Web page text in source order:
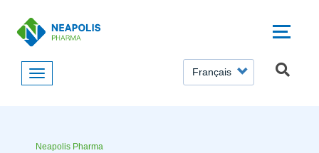
contenu
principal
YOUR
Neapolis Pharma